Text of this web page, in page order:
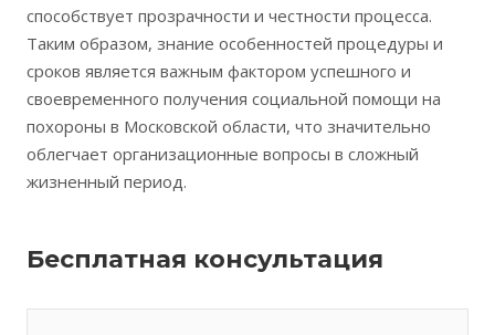
способствует прозрачности и честности процесса.
Таким образом, знание особенностей процедуры и
сроков является важным фактором успешного и
своевременного получения социальной помощи на
похороны в Московской области, что значительно
облегчает организационные вопросы в сложный
жизненный период.
Бесплатная консультация